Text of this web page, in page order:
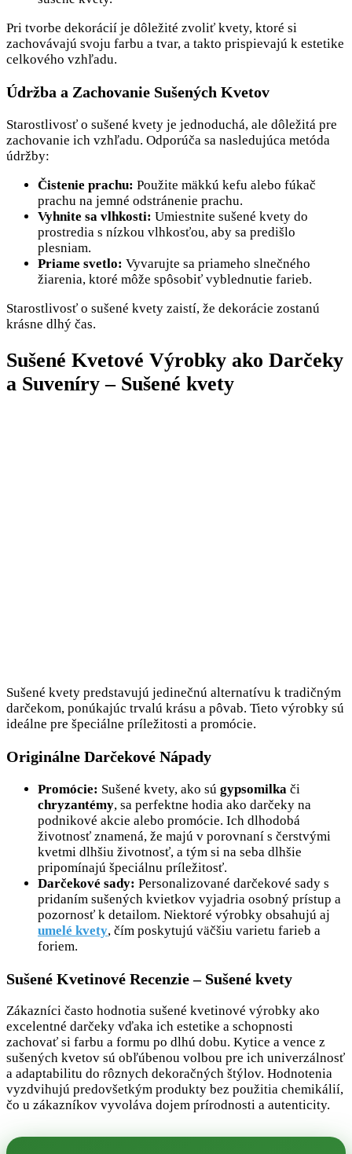
Pri tvorbe dekorácií je dôležité zvoliť kvety, ktoré si
zachovávajú svoju farbu a tvar, a takto prispievajú k estetike
celkového vzhľadu.
Údržba a Zachovanie Sušených Kvetov
Starostlivosť o sušené kvety je jednoduchá, ale dôležitá pre
zachovanie ich vzhľadu. Odporúča sa nasledujúca metóda
údržby:
Čistenie prachu: Použite mäkkú kefu alebo fúkač
prachu na jemné odstránenie prachu.
Vyhnite sa vlhkosti: Umiestnite sušené kvety do
prostredia s nízkou vlhkosťou, aby sa predišlo
plesniam.
Priame svetlo: Vyvarujte sa priameho slnečného
žiarenia, ktoré môže spôsobiť vyblednutie farieb.
Starostlivosť o sušené kvety zaistí, že dekorácie zostanú
krásne dlhý čas.
Sušené Kvetové Výrobky ako Darčeky
a Suveníry – Sušené kvety
Sušené kvety predstavujú jedinečnú alternatívu k tradičným
darčekom, ponúkajúc trvalú krásu a pôvab. Tieto výrobky sú
ideálne pre špeciálne príležitosti a promócie.
Originálne Darčekové Nápady
Promócie: Sušené kvety, ako sú gypsomilka či
chryzantémy, sa perfektne hodia ako darčeky na
podnikové akcie alebo promócie. Ich dlhodobá
životnosť znamená, že majú v porovnaní s čerstvými
kvetmi dlhšiu životnosť, a tým si na seba dlhšie
pripomínajú špeciálnu príležitosť.
Darčekové sady: Personalizované darčekové sady s
pridaním sušených kvietkov vyjadria osobný prístup a
pozornosť k detailom. Niektoré výrobky obsahujú aj
umelé kvety, čím poskytujú väčšiu varietu farieb a
foriem.
Sušené Kvetinové Recenzie – Sušené kvety
Zákazníci často hodnotia sušené kvetinové výrobky ako
excelentné darčeky vďaka ich estetike a schopnosti
zachovať si farbu a formu po dlhú dobu. Kytice a vence z
sušených kvetov sú obľúbenou volbou pre ich univerzálnosť
a adaptabilitu do rôznych dekoračných štýlov. Hodnotenia
vyzdvihujú predovšetkým produkty bez použitia chemikálií,
čo u zákazníkov vyvoláva dojem prírodnosti a autenticity.